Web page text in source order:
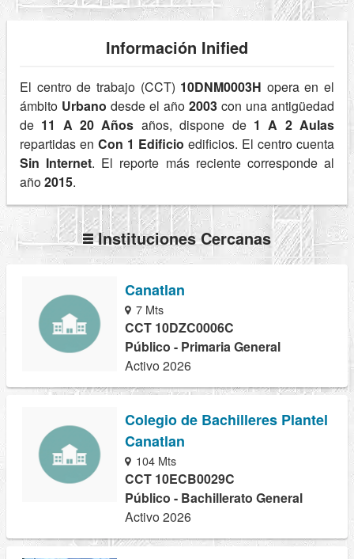
Información Inified
El centro de trabajo (CCT) 10DNM0003H opera en el
ámbito Urbano desde el año 2003 con una antigüedad
de 11 A 20 Años años, dispone de 1 A 2 Aulas
repartidas en Con 1 Edificio edificios. El centro cuenta
Sin Internet. El reporte más reciente corresponde al
año2015.
Instituciones Cercanas
Canatlan
7 Mts
CCT 10DZC0006C
Público - Primaria General
Activo 2026
Colegio de Bachilleres Plantel
Canatlan
104 Mts
CCT 10ECB0029C
Público - Bachillerato General
Activo 2026